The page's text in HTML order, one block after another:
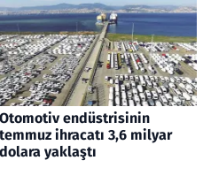
Otomotiv endüstrisinin
temmuz ihracatı 3,6 milyar
dolara yaklaştı